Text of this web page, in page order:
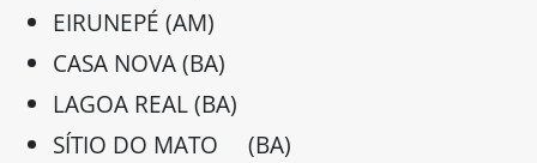
EIRUNEPÉ (AM)
CASA NOVA (BA)
LAGOA REAL (BA)
SÍTIO DO MATO (BA)